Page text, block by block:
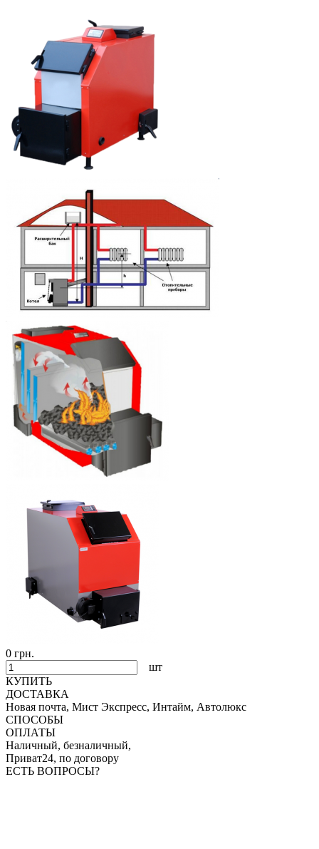
0 грн.
шт
КУПИТЬ
ДОСТАВКА
Новая почта, Мист Экспресс, Интайм, Автолюкс
СПОСОБЫ
ОПЛАТЫ
Наличный, безналичный,
Приват24, по договору
ЕСТЬ ВОПРОСЫ?